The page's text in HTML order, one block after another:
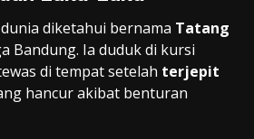
diketahui bernama Tatang
Bandung. Ia duduk di kursi
di tempat setelah terjepit
hancur akibat benturan